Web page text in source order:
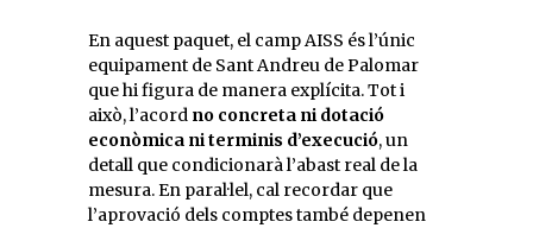
En aquest paquet, el camp AISS és l’únic
equipament de Sant Andreu de Palomar
que hi figura de manera explícita. Tot i
això, l’acord no concreta ni dotació
econòmica ni terminis d’execució, un
detall que condicionarà l’abast real de la
mesura. En paral·lel, cal recordar que
l’aprovació dels comptes també depenen